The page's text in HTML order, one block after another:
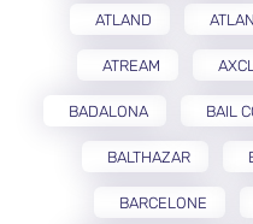
ATLAND
ATREAM
BADALONA BAIL
BALTHAZAR
BARCELONE